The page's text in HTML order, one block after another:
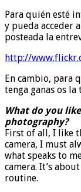
Para quién esté
y pueda acceder
posteada la
http://
En cambio, para
tenga ganas os
What do you
photography?
First of all, I like
camera, I must
what speaks to
camera. It’s
routine.